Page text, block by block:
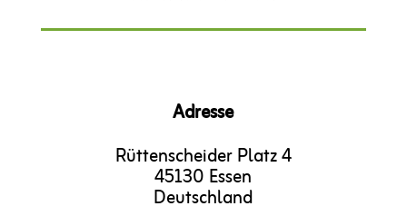
Adresse
Rüttenscheider Platz 4
45130 Essen
Deutschland